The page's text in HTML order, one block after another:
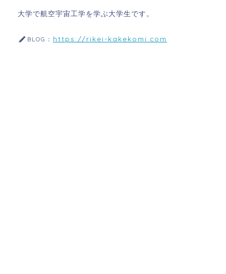
大学で航空宇宙工学を学ぶ大学生です。
BLOG： https://rikei-kakekomi.com